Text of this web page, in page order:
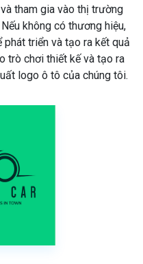
tham gia vào thị trường
không có thương hiệu,
phát triển và tạo ra kết quả
trò chơi thiết kế và tạo ra
logo ô tô của chúng tôi.